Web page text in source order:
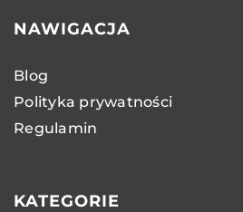
NAWIGACJA
Blog
Polityka prywatności
Regulamin
KATEGORIE